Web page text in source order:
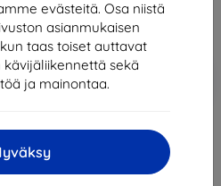
evästeitä. Osa niistä
asianmukaisen
taas toiset auttavat
sekä
ja mainontaa.
Lisää
ostoskoriin